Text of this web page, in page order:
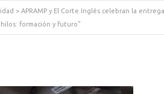
> APRAMP y El Corte Inglés celebran la
formación y futuro”